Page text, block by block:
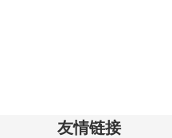
友情链接